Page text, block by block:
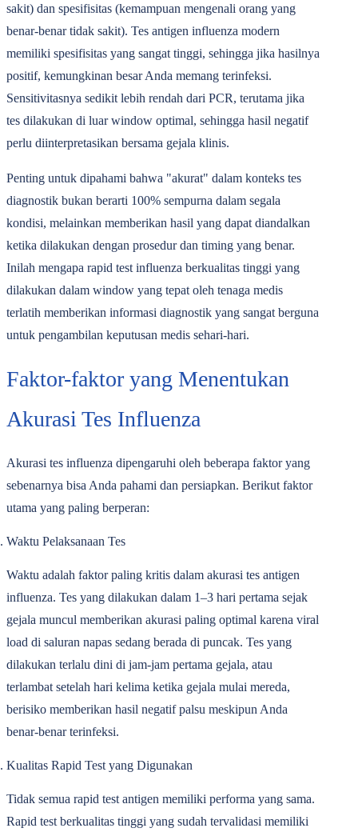
sakit) dan spesifisitas (kemampuan mengenali orang yang
benar-benar tidak sakit). Tes antigen influenza modern
memiliki spesifisitas yang sangat tinggi, sehingga jika hasilnya
positif, kemungkinan besar Anda memang terinfeksi.
Sensitivitasnya sedikit lebih rendah dari PCR, terutama jika
tes dilakukan di luar window optimal, sehingga hasil negatif
perlu diinterpretasikan bersama gejala klinis.
Penting untuk dipahami bahwa "akurat" dalam konteks tes
diagnostik bukan berarti 100% sempurna dalam segala
kondisi, melainkan memberikan hasil yang dapat diandalkan
ketika dilakukan dengan prosedur dan timing yang benar.
Inilah mengapa rapid test influenza berkualitas tinggi yang
dilakukan dalam window yang tepat oleh tenaga medis
terlatih memberikan informasi diagnostik yang sangat berguna
untuk pengambilan keputusan medis sehari-hari.
Faktor-faktor yang Menentukan
Akurasi Tes Influenza
Akurasi tes influenza dipengaruhi oleh beberapa faktor yang
sebenarnya bisa Anda pahami dan persiapkan. Berikut faktor
utama yang paling berperan:
Waktu Pelaksanaan Tes
Waktu adalah faktor paling kritis dalam akurasi tes antigen
influenza. Tes yang dilakukan dalam 1‒3 hari pertama sejak
gejala muncul memberikan akurasi paling optimal karena viral
load di saluran napas sedang berada di puncak. Tes yang
dilakukan terlalu dini di jam-jam pertama gejala, atau
terlambat setelah hari kelima ketika gejala mulai mereda,
berisiko memberikan hasil negatif palsu meskipun Anda
benar-benar terinfeksi.
Kualitas Rapid Test yang Digunakan
Tidak semua rapid test antigen memiliki performa yang sama.
Rapid test berkualitas tinggi yang sudah tervalidasi memiliki